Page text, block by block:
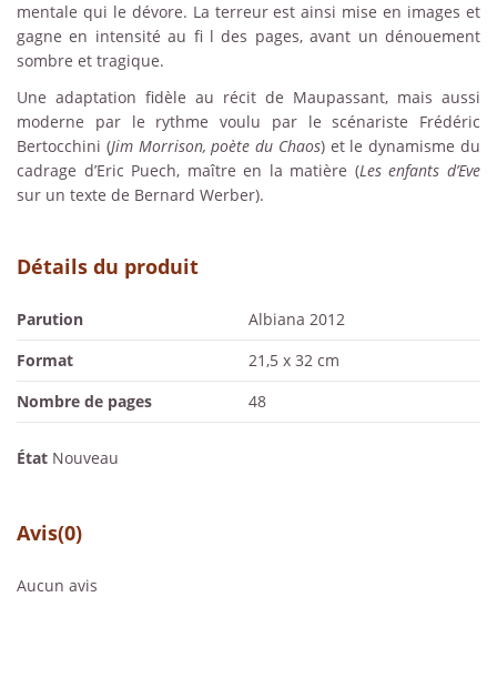
mentale qui le dévore. La terreur est ainsi mise en images et
gagne en intensité au fi l des pages, avant un dénouement
sombre et tragique.
Une adaptation fidèle au récit de Maupassant, mais aussi
moderne par le rythme voulu par le scénariste Frédéric
Bertocchini (Jim Morrison, poète du Chaos) et le dynamisme du
cadrage d’Eric Puech, maître en la matière (Les enfants d’Eve
sur un texte de Bernard Werber).
Détails du produit
Parution
Albiana 2012
Format
21,5 x 32 cm
Nombre de pages
48
État Nouveau
Avis(0)
Aucun avis